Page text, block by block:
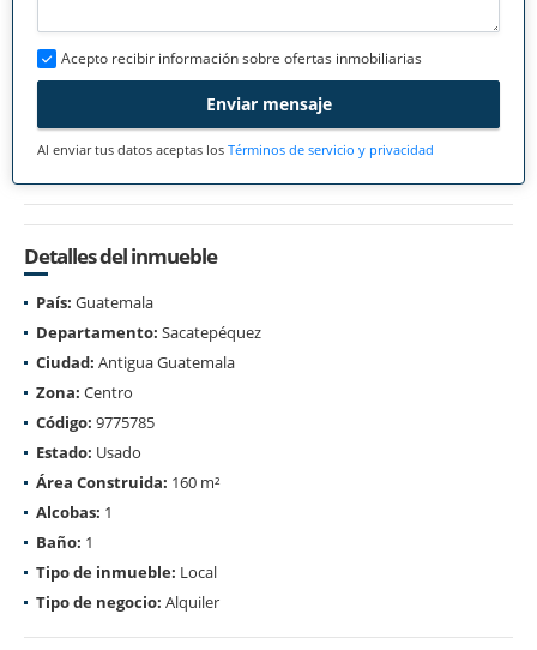
Acepto recibir información sobre ofertas inmobiliarias
Enviar mensaje
Al enviar tus datos aceptas los Términos de servicio y privacidad
Detalles del inmueble
País: Guatemala
Departamento: Sacatepéquez
Ciudad: Antigua Guatemala
Zona: Centro
Código: 9775785
Estado: Usado
Área Construida: 160 m²
Alcobas: 1
Baño: 1
Tipo de inmueble: Local
Tipo de negocio: Alquiler